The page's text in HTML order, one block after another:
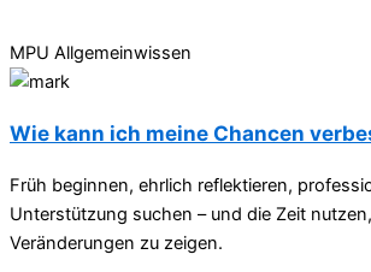
MPU Allgemeinwissen
Wie kann ich meine Chancen
Früh beginnen, ehrlich reflektieren,
Unterstützung suchen – und die Zeit
Veränderungen zu zeigen.